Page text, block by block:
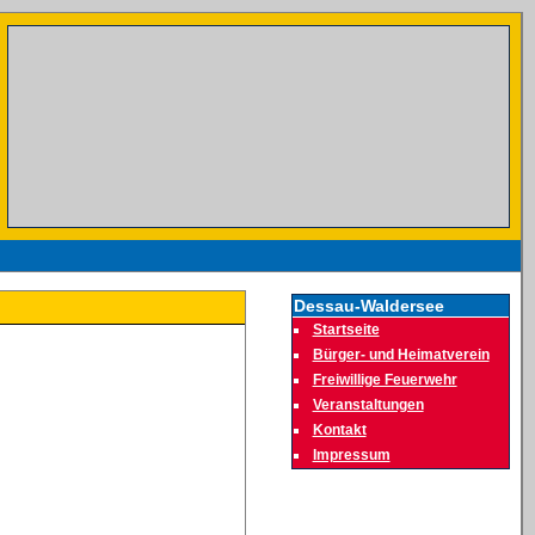
Dessau-Waldersee
Startseite
Bürger- und Heimatverein
Freiwillige Feuerwehr
Veranstaltungen
Kontakt
Impressum